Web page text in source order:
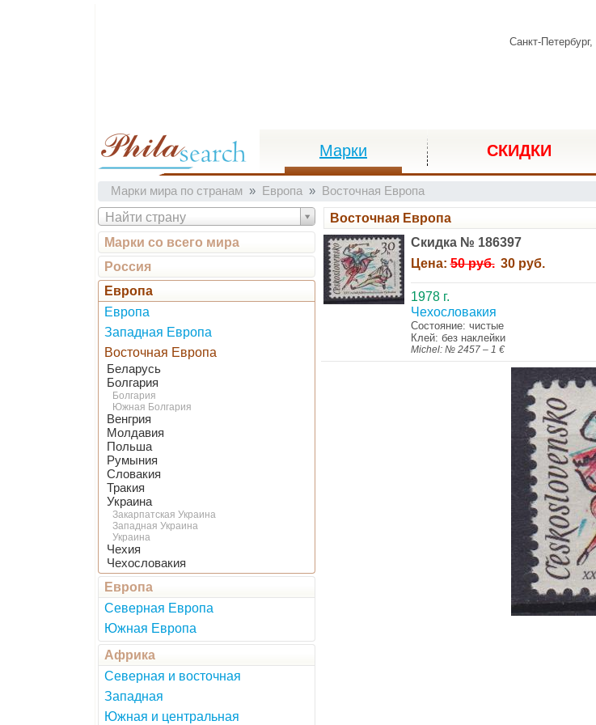
Санкт-Петербург,
Марки СКИДКИ
Марки мира по странам Европа Восточная Европа
Найти страну
Марки со всего мира
Россия
Европа
Европа
Западная Европа
Восточная Европа
Беларусь
Болгария
Болгария
Южная Болгария
Венгрия
Молдавия
Польша
Румыния
Словакия
Тракия
Украина
Закарпатская Украина
Западная Украина
Украина
Чехия
Чехословакия
Европа
Северная Европа
Южная Европа
Африка
Северная и восточная
Западная
Южная и центральная
Восточная Европа
Скидка № 186397
Цена:50 руб. 30 руб.
1978 г.
Чехословакия
Состояние: чистые
Клей: без наклейки
Michel: № 2457 – 1 €